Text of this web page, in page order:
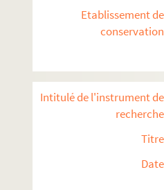
Etablissement de
conservation
Intitulé de l'instrument de
recherche
Titre
Date
Centre Paris Anim'
Cité de la musique-
École nationale
Espace Flandre